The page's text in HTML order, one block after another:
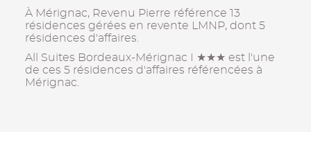
À Mérignac, Revenu Pierre référence 13
résidences gérées en revente LMNP, dont 5
résidences d'affaires.
All Suites Bordeaux-Mérignac I ★★★ est l'une
de ces 5 résidences d'affaires référencées à
Mérignac.